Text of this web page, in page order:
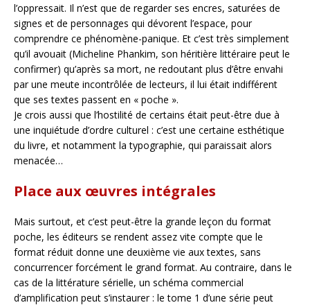
l’oppressait. Il n’est que de regarder ses encres, saturées de
signes et de personnages qui dévorent l’espace, pour
comprendre ce phénomène-panique. Et c’est très simplement
qu’il avouait (Micheline Phankim, son héritière littéraire peut le
confirmer) qu’après sa mort, ne redoutant plus d’être envahi
par une meute incontrôlée de lecteurs, il lui était indifférent
que ses textes passent en « poche ».
Je crois aussi que l’hostilité de certains était peut-être due à
une inquiétude d’ordre culturel : c’est une certaine esthétique
du livre, et notamment la typographie, qui paraissait alors
menacée…
Place aux œuvres intégrales
Mais surtout, et c’est peut-être la grande leçon du format
poche, les éditeurs se rendent assez vite compte que le
format réduit donne une deuxième vie aux textes, sans
concurrencer forcément le grand format. Au contraire, dans le
cas de la littérature sérielle, un schéma commercial
d’amplification peut s’instaurer : le tome 1 d’une série peut